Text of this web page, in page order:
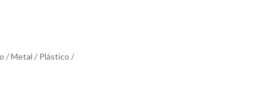
/ Metal / Plástico /